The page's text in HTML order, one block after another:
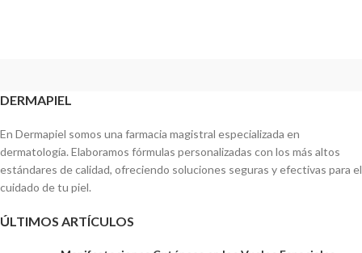
DERMAPIEL
En Dermapiel somos una farmacia magistral especializada en
dermatología. Elaboramos fórmulas personalizadas con los más altos
estándares de calidad, ofreciendo soluciones seguras y efectivas para el
cuidado de tu piel.
ÚLTIMOS ARTÍCULOS